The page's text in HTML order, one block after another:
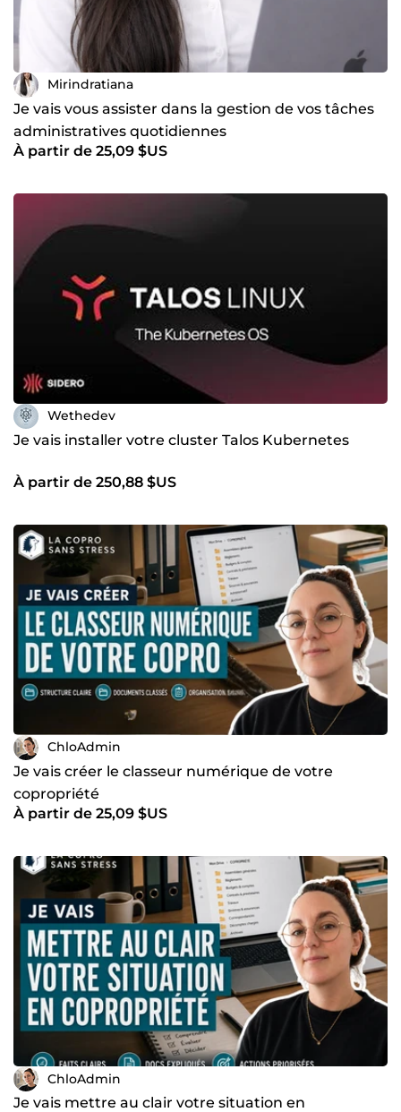
Mirindratiana
Je vais vous assister dans la gestion de vos tâches
administratives quotidiennes
À partir de 25,09 $US
Wethedev
Je vais installer votre cluster Talos Kubernetes
À partir de 250,88 $US
ChloAdmin
Je vais créer le classeur numérique de votre
copropriété
À partir de 25,09 $US
ChloAdmin
Je vais mettre au clair votre situation en